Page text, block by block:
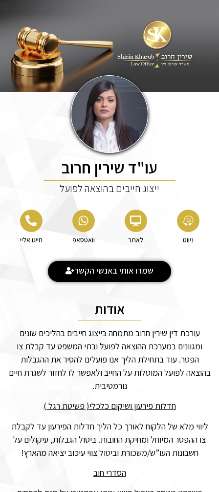
עו"ד שירין חרוב
ייצוג חייבים בהוצאה לפועל
ניווט לאתר וואטסאפ חייגו אליי
שמרו אותי באנשי הקשר
אודות
עורכת דין שירין חרוב מתמחה בייצוג חייבים בהליכים שונים
ומגוונים במערכת ההוצאה לפועל ובתי המשפט עד קבלת צו
הפטר. עוד בתחילת הליך אנו פועלים להסיר את ההגבלות
בהוצאה לפועל המוטלות על החייב ולאפשר לו לחזור לשגרת חיים
נורמטיבית.
חדלות פירעון ושיקום כלכלי(פשיטת רגל )
ליווי מלא של הלקוח לאורך כל הליך חדלות הפירעון עד לקבלת
צו ההפטר המיוחל ומחיקת החובות. ביטול הגבלות, עיקולים על
חשבונות העו”ש/משכורת וביטול צווי עיכוב יציאה מהארץ!
הסדרי חוב